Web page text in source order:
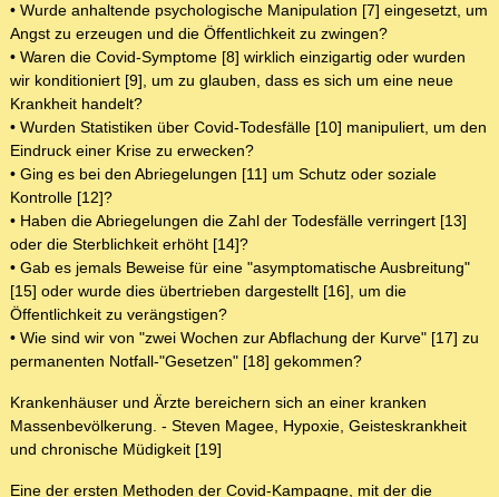
• Wurde anhaltende psychologische Manipulation [7] eingesetzt, um
Angst zu erzeugen und die Öffentlichkeit zu zwingen?
• Waren die Covid-Symptome [8] wirklich einzigartig oder wurden
wir konditioniert [9], um zu glauben, dass es sich um eine neue
Krankheit handelt?
• Wurden Statistiken über Covid-Todesfälle [10] manipuliert, um den
Eindruck einer Krise zu erwecken?
• Ging es bei den Abriegelungen [11] um Schutz oder soziale
Kontrolle [12]?
• Haben die Abriegelungen die Zahl der Todesfälle verringert [13]
oder die Sterblichkeit erhöht [14]?
• Gab es jemals Beweise für eine "asymptomatische Ausbreitung"
[15] oder wurde dies übertrieben dargestellt [16], um die
Öffentlichkeit zu verängstigen?
• Wie sind wir von "zwei Wochen zur Abflachung der Kurve" [17] zu
permanenten Notfall-"Gesetzen" [18] gekommen?
Krankenhäuser und Ärzte bereichern sich an einer kranken
Massenbevölkerung. - Steven Magee, Hypoxie, Geisteskrankheit
und chronische Müdigkeit [19]
Eine der ersten Methoden der Covid-Kampagne, mit der die